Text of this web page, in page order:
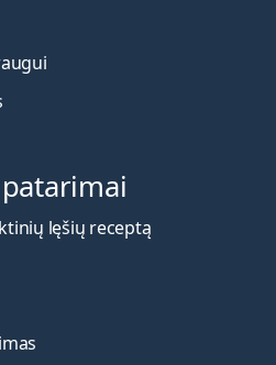
lęšių receptą